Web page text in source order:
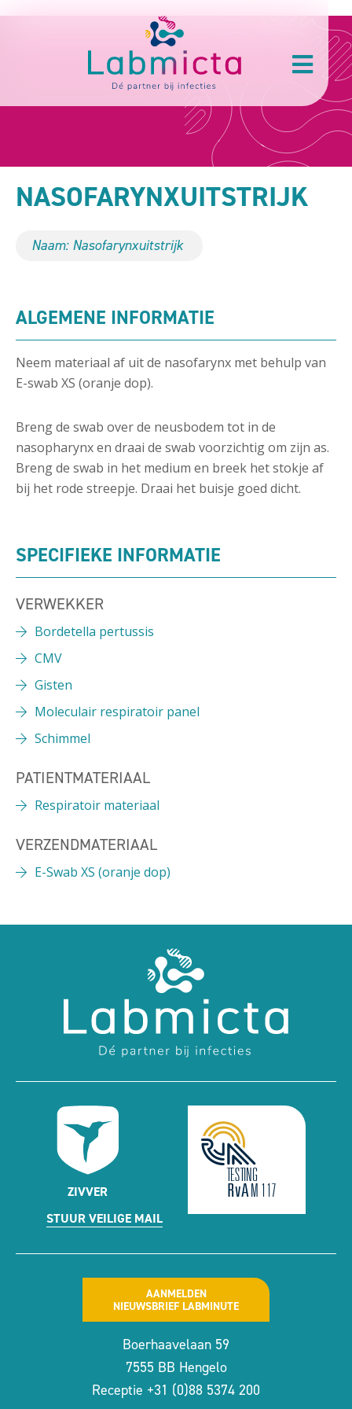
NASOFARYNXUITSTRIJK
Naam: Nasofarynxuitstrijk
ALGEMENE INFORMATIE
Neem materiaal af uit de nasofarynx met behulp van
E-swab XS (oranje dop).
Breng de swab over de neusbodem tot in de
nasopharynx en draai de swab voorzichtig om zijn as.
Breng de swab in het medium en breek het stokje af
bij het rode streepje. Draai het buisje goed dicht.
SPECIFIEKE INFORMATIE
VERWEKKER
Bordetella pertussis
CMV
Gisten
Moleculair respiratoir panel
Schimmel
PATIENTMATERIAAL
Respiratoir materiaal
VERZENDMATERIAAL
E-Swab XS (oranje dop)
ZIVVER
STUUR VEILIGE MAIL
AANMELDEN
NIEUWSBRIEF LABMINUTE
Boerhaavelaan 59
7555 BB Hengelo
Receptie +31 (0)88 5374 200